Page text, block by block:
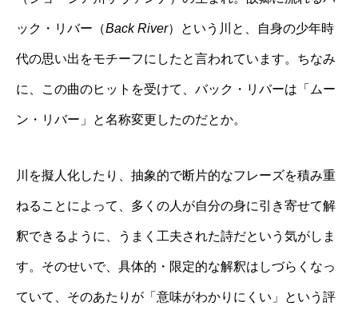
ック・リバー（Back River）という川と、自身の少年時
代の思い出をモチーフにしたと言われています。ちなみ
に、この曲のヒットを受けて、バック・リバーは「ムー
ン・リバー」と名称変更したのだとか。
川を擬人化したり、抽象的で断片的なフレーズを積み重
ねることによって、多くの人が自分の身に引き寄せて解
釈できるように、うまく工夫された詩だという気がしま
す。そのせいで、具体的・限定的な解釈はしづらくなっ
ていて、そのあたりが「意味がわかりにくい」という評